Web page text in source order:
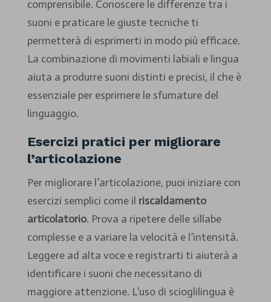
comprensibile. Conoscere le differenze tra i
suoni e praticare le giuste tecniche ti
permetterà di esprimerti in modo più efficace.
La combinazione di movimenti labiali e lingua
aiuta a produrre suoni distinti e precisi, il che è
essenziale per esprimere le sfumature del
linguaggio.
Esercizi pratici per migliorare
l’articolazione
Per migliorare l’articolazione, puoi iniziare con
esercizi semplici come il riscaldamento
articolatorio. Prova a ripetere delle sillabe
complesse e a variare la velocità e l’intensità.
Leggere ad alta voce e registrarti ti aiuterà a
identificare i suoni che necessitano di
maggiore attenzione. L’uso di scioglilingua è